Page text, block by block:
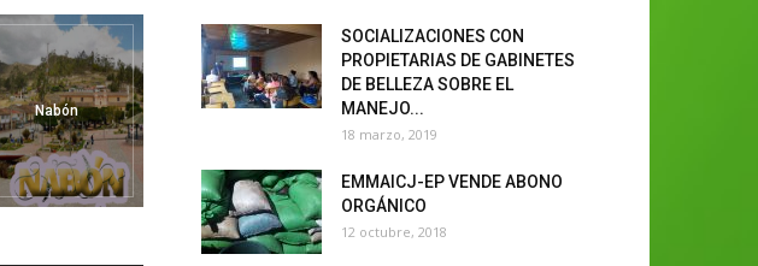
Nabón
SOCIALIZACIONES CON
PROPIETARIAS DE GABINETES
DE BELLEZA SOBRE EL
MANEJO...
18 marzo, 2019
EMMAICJ-EP VENDE ABONO
ORGÁNICO
12 octubre, 2018